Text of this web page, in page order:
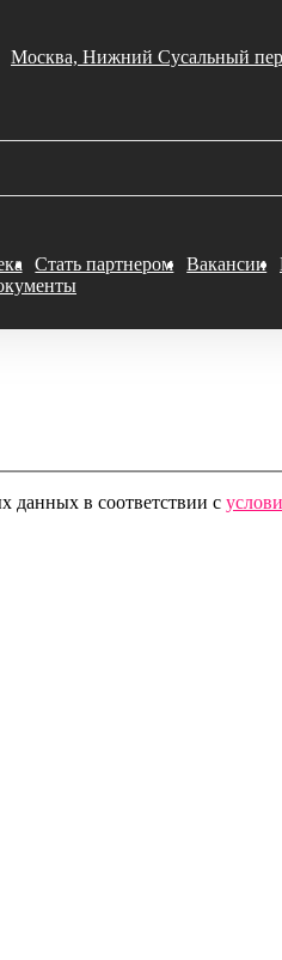
данных в соответствии с
Москва, Нижний Сусальный
Стать партнером Вакансии